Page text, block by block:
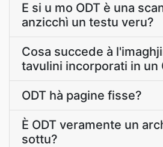
E si u mo ODT è una
anzicchì un testu veru?
Cosa succede à
tavulini incorporati in un
ODT hà pagine fisse?
È ODT veramente un
sottu?